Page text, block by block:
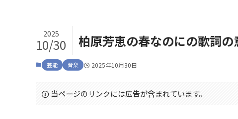
柏原芳恵の春なのにの歌詞
2025
10/30
芸能 音楽 2025年10月30日
当ページのリンクには広告が含まれています。